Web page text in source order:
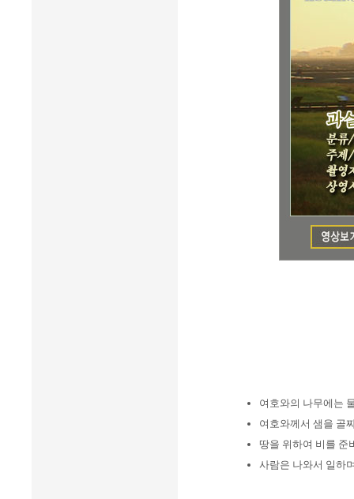
여호와의 나무에는
여호와께서 샘을 골
땅을 위하여 비를 준
사람은 나와서 일하